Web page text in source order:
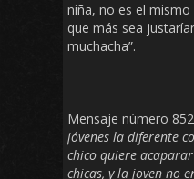
niña, no es el
que más sea
muchacha”.
Mensaje número
jóvenes la diferente
chico quiere
chicas, y la joven no